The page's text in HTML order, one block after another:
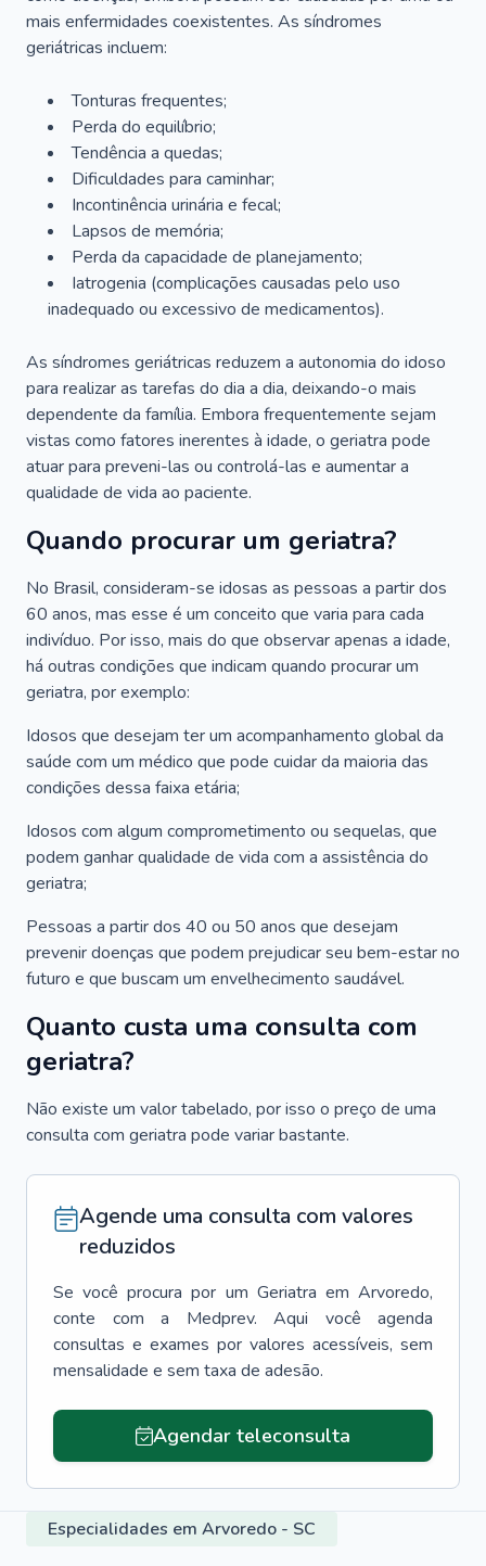
mais enfermidades coexistentes. As síndromes
geriátricas incluem:
Tonturas frequentes;
Perda do equilíbrio;
Tendência a quedas;
Dificuldades para caminhar;
Incontinência urinária e fecal;
Lapsos de memória;
Perda da capacidade de planejamento;
Iatrogenia (complicações causadas pelo uso
inadequado ou excessivo de medicamentos).
As síndromes geriátricas reduzem a autonomia do idoso
para realizar as tarefas do dia a dia, deixando-o mais
dependente da família. Embora frequentemente sejam
vistas como fatores inerentes à idade, o geriatra pode
atuar para preveni-las ou controlá-las e aumentar a
qualidade de vida ao paciente.
Quando procurar um geriatra?
No Brasil, consideram-se idosas as pessoas a partir dos
60 anos, mas esse é um conceito que varia para cada
indivíduo. Por isso, mais do que observar apenas a idade,
há outras condições que indicam quando procurar um
geriatra, por exemplo:
Idosos que desejam ter um acompanhamento global da
saúde com um médico que pode cuidar da maioria das
condições dessa faixa etária;
Idosos com algum comprometimento ou sequelas, que
podem ganhar qualidade de vida com a assistência do
geriatra;
Pessoas a partir dos 40 ou 50 anos que desejam
prevenir doenças que podem prejudicar seu bem-estar no
futuro e que buscam um envelhecimento saudável.
Quanto custa uma consulta com
geriatra?
Não existe um valor tabelado, por isso o preço de uma
consulta com geriatra pode variar bastante.
Agende uma consulta com valores
reduzidos
Se você procura por um Geriatra em Arvoredo,
conte com a Medprev. Aqui você agenda
consultas e exames por valores acessíveis, sem
mensalidade e sem taxa de adesão.
Agendar teleconsulta
Especialidades em Arvoredo - SC